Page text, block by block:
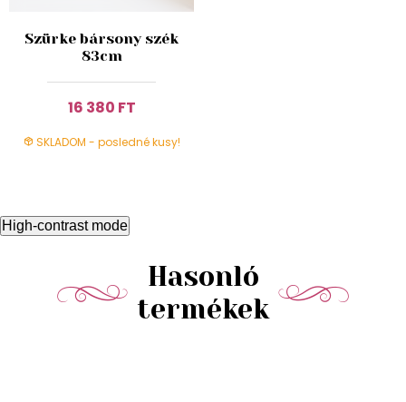
Szürke bársony szék
83cm
16 380 FT
SKLADOM - posledné kusy!
High-contrast mode
Hasonló
termékek